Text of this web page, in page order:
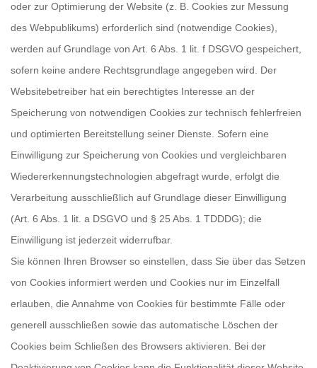
oder zur Optimierung der Website (z. B. Cookies zur Messung
des Webpublikums) erforderlich sind (notwendige Cookies),
werden auf Grundlage von Art. 6 Abs. 1 lit. f DSGVO gespeichert,
sofern keine andere Rechtsgrundlage angegeben wird. Der
Websitebetreiber hat ein berechtigtes Interesse an der
Speicherung von notwendigen Cookies zur technisch fehlerfreien
und optimierten Bereitstellung seiner Dienste. Sofern eine
Einwilligung zur Speicherung von Cookies und vergleichbaren
Wiedererkennungstechnologien abgefragt wurde, erfolgt die
Verarbeitung ausschließlich auf Grundlage dieser Einwilligung
(Art. 6 Abs. 1 lit. a DSGVO und § 25 Abs. 1 TDDDG); die
Einwilligung ist jederzeit widerrufbar.
Sie können Ihren Browser so einstellen, dass Sie über das Setzen
von Cookies informiert werden und Cookies nur im Einzelfall
erlauben, die Annahme von Cookies für bestimmte Fälle oder
generell ausschließen sowie das automatische Löschen der
Cookies beim Schließen des Browsers aktivieren. Bei der